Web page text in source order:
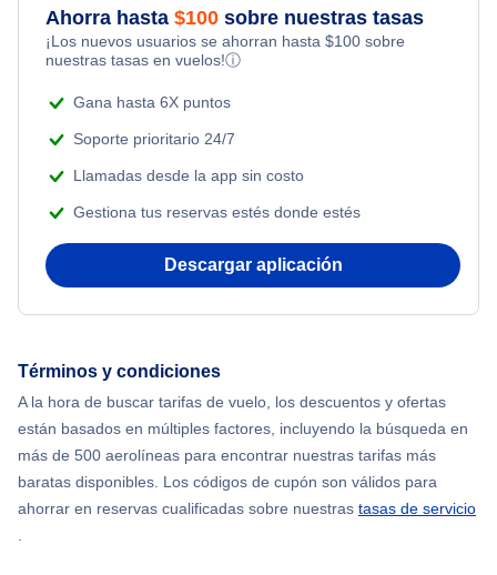
Flights Under $99
Flights Under $199
Flights from Toronto to Shanghai
Flights from Nueva York to Tel Aviv
Flights from Nueva York to Atenas
Flights from Shanghai to Nueva York
Flights from Delhi to Nueva York
Flights from Chicago to Delhi
Romantic Vacations
Adventure Vacations
Beach Vacations
Ahorra hasta $100 sobre nuestras tasas
¡Los nuevos usuarios se ahorran hasta $100 sobre
nuestras tasas en vuelos!ⓘ
Gana hasta 6X puntos
Soporte prioritario 24/7
Llamadas desde la app sin costo
Gestiona tus reservas estés donde estés
Descargar aplicación
Términos y condiciones
A la hora de buscar tarifas de vuelo, los descuentos y ofertas
están basados en múltiples factores, incluyendo la búsqueda en
más de 500 aerolíneas para encontrar nuestras tarifas más
baratas disponibles. Los códigos de cupón son válidos para
ahorrar en reservas cualificadas sobre nuestras tasas de servicio
.